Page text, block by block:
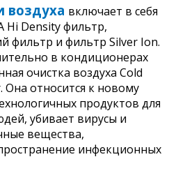
воздуха включает в себя
Hi Density фильтр,
фильтр и фильтр Silver Ion.
в кондиционерах
очистка воздуха Cold
Она относится к новому
продуктов для
убивает вирусы и
вещества,
инфекционных